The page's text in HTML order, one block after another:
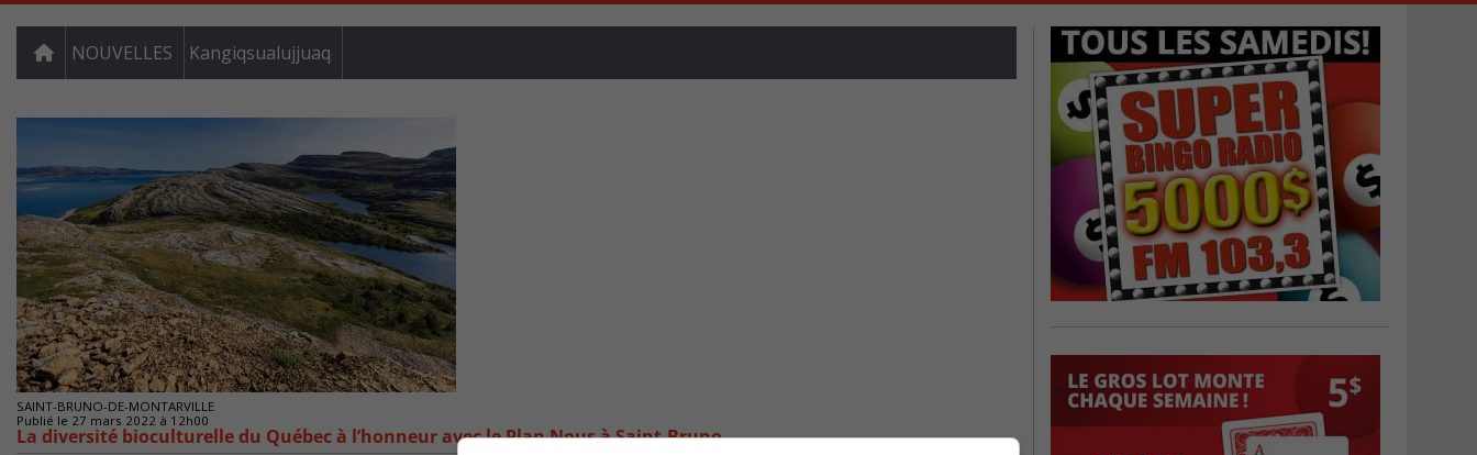
NOUVELLES Kangiqsualujjuaq
SAINT-BRUNO-DE-MONTARVILLE
Publié le 27 mars 2022 à 12h00
La diversité bioculturelle du Québec à l’honneur avec le Plan Nous à Saint-Bruno